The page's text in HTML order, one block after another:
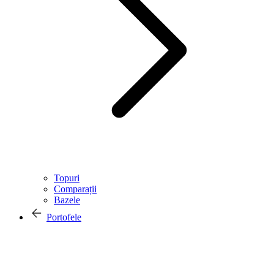
Topuri
Comparații
Bazele
Portofele